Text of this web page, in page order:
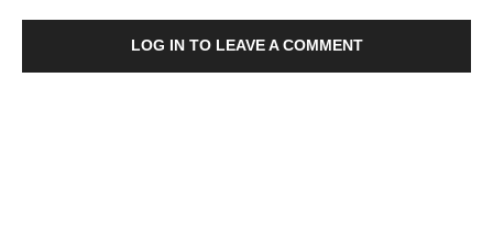
LOG IN TO LEAVE A COMMENT